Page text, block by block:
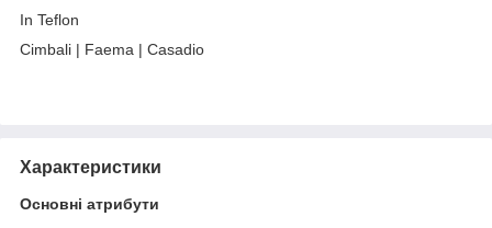
In Teflon
Cimbali | Faema | Casadio
Характеристики
Основні атрибути